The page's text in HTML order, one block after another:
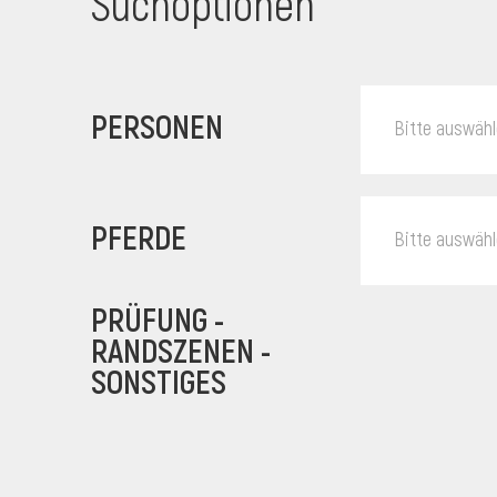
PERSONEN Bitte
PFERDE Bitte
PRÜFUNG -
RANDSZENEN -
SONSTIGES